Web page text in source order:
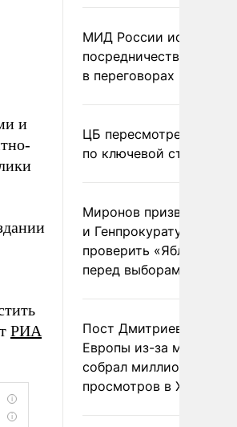
и
РИА
МИД России исключил
посредничество
в переговорах по
ЦБ пересмотрел
по ключевой ставке
Миронов призвал
и Генпрокуратуру
проверить «Яблоко»
перед выборами
Пост Дмитриева о
Европы из-за
собрал миллион
просмотров в X